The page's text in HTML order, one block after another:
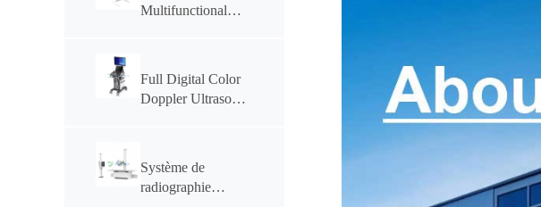
Multifunctional
Full Digital Color
Doppler Ultrasonic
Système de
radiographie